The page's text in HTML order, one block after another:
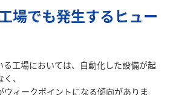
場でも発生するヒュー
る工場においては、自動化した設備が起
、
ウィークポイントになる傾向がありま